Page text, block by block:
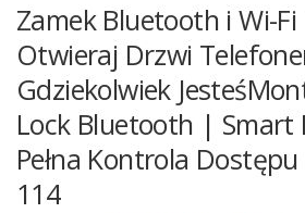
SMART DOM AI – AUTOMATYKA,
BLOG KONTAKT
Zamek Bluetooth i Wi-Fi
Otwieraj Drzwi
Gdziekolwiek
Lock Bluetooth | Smart
Pełna Kontrola
114